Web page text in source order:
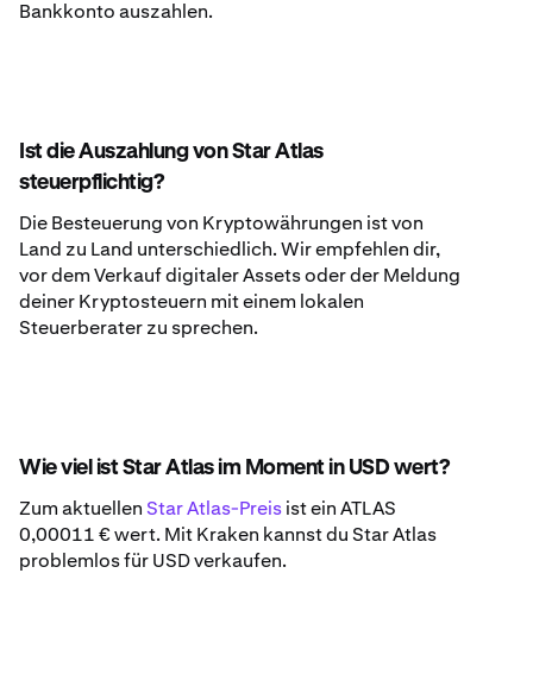
Bankkonto auszahlen.
Ist die Auszahlung von Star Atlas
steuerpflichtig?
Die Besteuerung von Kryptowährungen ist von
Land zu Land unterschiedlich. Wir empfehlen dir,
vor dem Verkauf digitaler Assets oder der Meldung
deiner Kryptosteuern mit einem lokalen
Steuerberater zu sprechen.
Wie viel ist Star Atlas im Moment in USD wert?
Zum aktuellenStar Atlas-Preisist ein ATLAS
0,00011 € wert. Mit Kraken kannst du Star Atlas
problemlos für USD verkaufen.